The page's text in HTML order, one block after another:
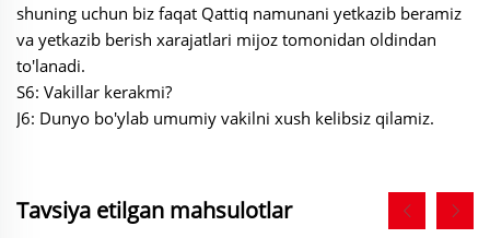
shuning uchun biz faqat Qattiq namunani yetkazib beramiz
va yetkazib berish xarajatlari mijoz tomonidan oldindan
to'lanadi.
S6: Vakillar kerakmi?
J6: Dunyo bo'ylab umumiy vakilni xush kelibsiz qilamiz.
Tavsiya etilgan mahsulotlar